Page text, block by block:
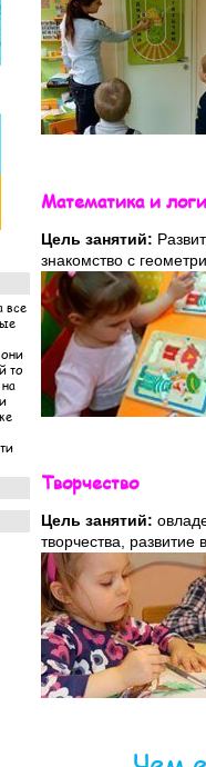
все
то
Математика и
Цель занятий:
знакомство с
Творчество
Цель занятий:
творчества,